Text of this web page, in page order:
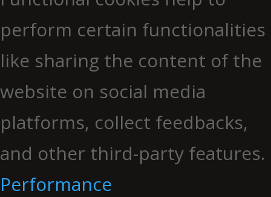
perform certain functionalities
like sharing the content of the
website on social media
platforms, collect feedbacks,
and other third-party features.
Performance